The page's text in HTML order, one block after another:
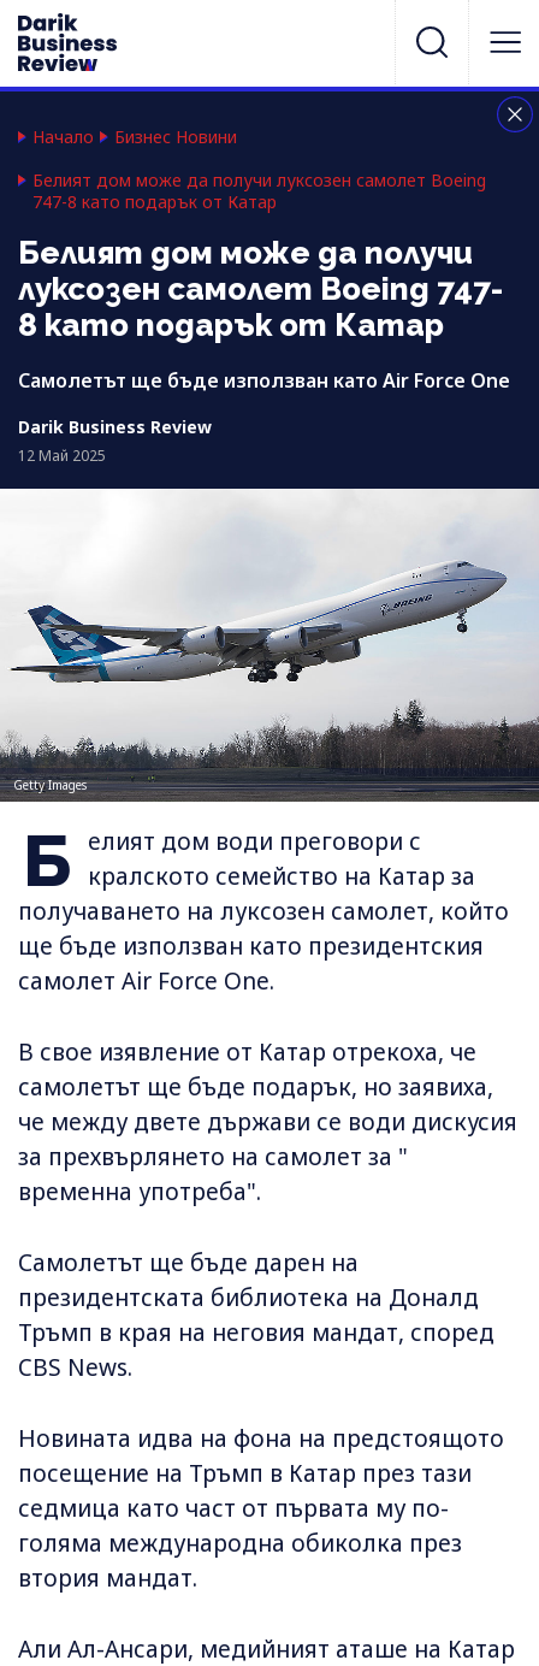
Начало
Бизнес Новини
Белият дом може да получи луксозен самолет Boeing
747-8 като подарък от Катар
Белият дом може да получи
луксозен самолет Boeing 747-
8 като подарък от Катар
Самолетът ще бъде използван като Air Force One
Darik Business Review
12 Май 2025
Getty Images
Б
елият дом води преговори с
кралското семейство на Катар за
получаването на луксозен самолет, който
ще бъде използван като президентския
самолет Air Force One.
В свое изявление от Катар отрекоха, че
самолетът ще бъде подарък, но заявиха,
че между двете държави се води дискусия
за прехвърлянето на самолет за "
временна употреба".
Самолетът ще бъде дарен на
президентската библиотека на Доналд
Тръмп в края на неговия мандат, според
CBS News.
Новината идва на фона на предстоящото
посещение на Тръмп в Катар през тази
седмица като част от първата му по-
голяма международна обиколка през
втория мандат.
Али Ал-Ансари, медийният аташе на Катар